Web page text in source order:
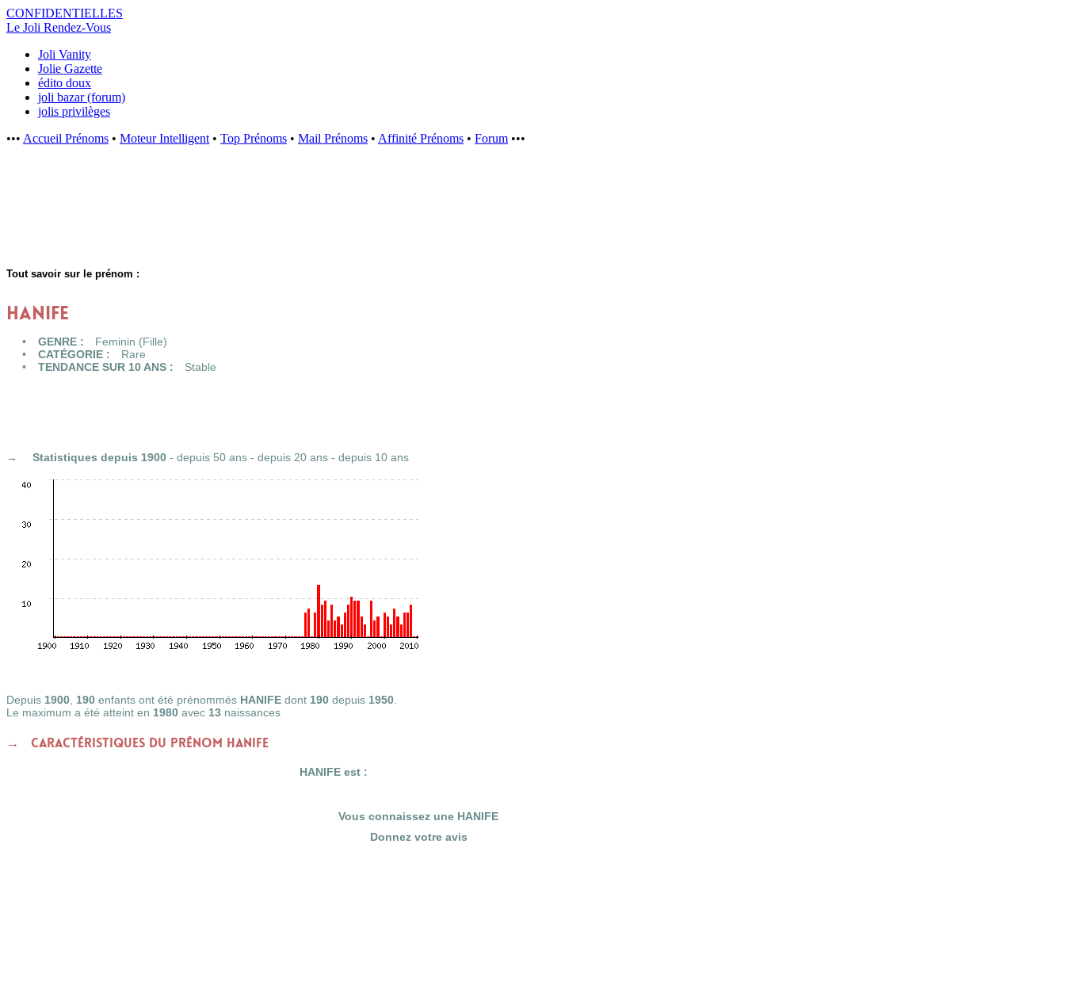
CONFIDENTIELLES
Le Joli Rendez-Vous
Joli Vanity
Jolie Gazette
édito doux
joli bazar (forum)
jolis privilèges
••• Accueil Prénoms • Moteur Intelligent • Top Prénoms • Mail Prénoms • Affinité Prénoms • Forum •••
Tout savoir sur le prénom :
HANIFE
GENRE :
Feminin (Fille)
CATÉGORIE :
Rare
TENDANCE SUR 10 ANS :
Stable
Statistiques depuis 1900 - depuis 50 ans - depuis 20 ans - depuis 10 ans
Depuis 1900 190 enfants ont été prénommés HANIFE dont 190 depuis 1950
Le maximum a été atteint en 1980 avec 13 naissances
Caractéristiques du prénom HANIFE
HANIFE est :
Vous connaissez une HANIFE
Donnez votre avis